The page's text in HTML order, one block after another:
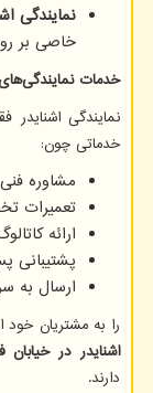
نمایندگی
خاصی بر
خدمات
نمایندگی
خدماتی چون:
مشاوره فنی
تعمیرات
ارائه
پشتیبانی
ارسال به
را به مشتریان
اشنایدر در خیابان
دارند.